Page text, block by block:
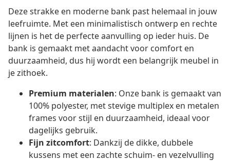
Deze strakke en moderne bank past helemaal in jouw
leefruimte. Met een minimalistisch ontwerp en rechte
lijnen is het de perfecte aanvulling op ieder huis. De
bank is gemaakt met aandacht voor comfort en
duurzaamheid, dus hij wordt een belangrijk meubel in
je zithoek.
Premium materialen: Onze bank is gemaakt van
100% polyester, met stevige multiplex en metalen
frames voor stijl en duurzaamheid, ideaal voor
dagelijks gebruik.
Fijn zitcomfort: Dankzij de dikke, dubbele
kussens met een zachte schuim- en vezelvulling